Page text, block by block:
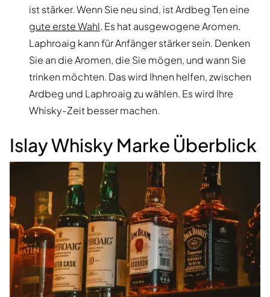
ist stärker. Wenn Sie neu sind, ist Ardbeg Ten eine
gute erste Wahl. Es hat ausgewogene Aromen.
Laphroaig kann für Anfänger stärker sein. Denken
Sie an die Aromen, die Sie mögen, und wann Sie
trinken möchten. Das wird Ihnen helfen, zwischen
Ardbeg und Laphroaig zu wählen. Es wird Ihre
Whisky-Zeit besser machen.
Islay Whisky Marke Überblick